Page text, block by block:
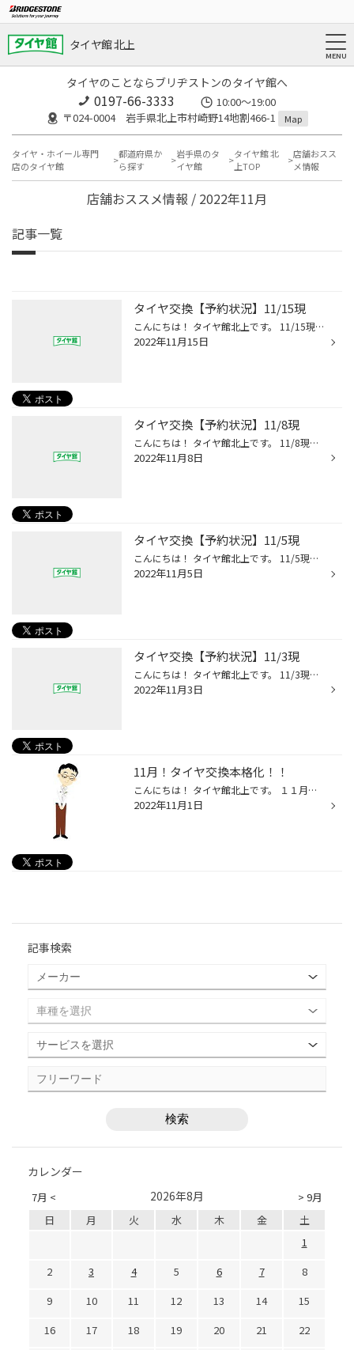
タイヤ館 北上
タイヤのことならブリヂストンのタイヤ館へ
0197-66-3333
10:00～19:00
〒024-0004 岩手県北上市村崎野14地割466-1
Map
タイヤ・ホイール専門
店のタイヤ館
都道府県か
ら探す
岩手県のタ
イヤ館
タイヤ館 北
上TOP
店舗おスス
メ情報
店舗おススメ情報 / 2022年11月
記事一覧
タイヤ交換【予約状況】11/15現
こんにちは！ タイヤ館北上です。 11/15現在のタイヤ交換 予約状況をお知らせします。 ×予約不可日 ・11/16(水) ・11/17(木) ・11/18(金) ・11/19(土) ・11/20(日) ・11/21(月) ・11/22(火) ・11/23(水) ・11/24(木) ・11/25(金) ・11/26(土) ・11/27(日) 予約外でのご来店は 受付順でのご案内にな...
2022年11月15日
タイヤ交換【予約状況】11/8現
こんにちは！ タイヤ館北上です。 11/8現在のタイヤ交換 予約状況をお知らせします。 ×予約不可日 ・11/10(木) ・11/11(金) ・11/12(土) ・11/13(日) ・11/14(月) ・11/15(火) ・11/16(水) ・11/17(木) ・11/18(金) ・11/19(土) ・11/20(日) ・11/21(月) ・11/23(水) ・11/26(土) △予約空き残りわず...
2022年11月8日
タイヤ交換【予約状況】11/5現
こんにちは！ タイヤ館北上です。 11/5現在のタイヤ交換 予約状況をお知らせします。 ×予約不可日 ・11/7(月) ・11/8(火) ・11/10(木) ・11/11(金) ・11/12(土) ・11/13(日) ・11/14(月) ・11/15(火) ・11/17(木) ・11/18(金) ・11/19(土) ・11/20(日) ・11/23(水) △予約空き残りわずか ・11/22(火)...
2022年11月5日
タイヤ交換【予約状況】11/3現
こんにちは！ タイヤ館北上です。 11/3現在のタイヤ交換 予約状況をお知らせします。 ×予約不可日 ・11/5(土) ・11/6(日) ・11/7(月) ・11/8(火) ・11/10(木) ・11/11(金) ・11/12(土) ・11/13(日) ・11/14(月) ・11/18(金) ・11/19(土) ・11/20(日) △予約空き残りわずか ・11/15(火) ・11/17(木) 1...
2022年11月3日
11月！タイヤ交換本格化！！
こんにちは！ タイヤ館北上です。 １１月ですね～！！ いよいよタイヤ交換本番です！！ (｀・ω・´)ゞ 今月はタイヤ交換での 混雑が予想されます。 お電話も繋がりにくい場合が ございます。 タイヤ交換へご来店の方は ご予約のお客様でも、お時間に 余裕を持ってご来店下さいますよう お願い致しま...
2022年11月1日
記事検索
カレンダー
7月 < > 9月
2026年8月
日 月 火 水 木 金
土
1
2
3 4 5 6 7
8
9
10 11 12 13 14
15
16
17 18 19 20 21
22